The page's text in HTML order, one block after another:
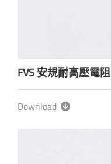
FVS 安規耐高壓電阻
Download